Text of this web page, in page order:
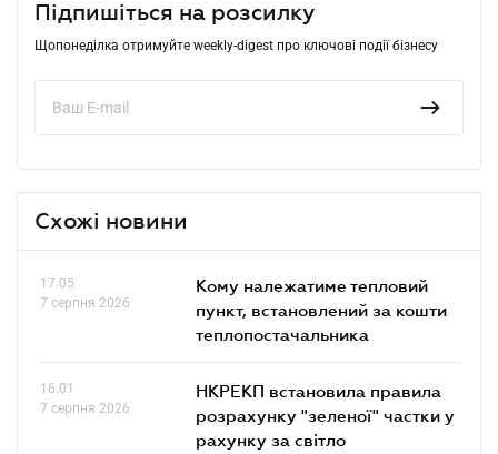
Підпишіться на розсилку
Щопонеділка отримуйте weekly-digest про ключові події бізнесу
Схожі новини
17.05
7 серпня 2026
Кому належатиме тепловий
пункт, встановлений за кошти
теплопостачальника
16.01
7 серпня 2026
НКРЕКП встановила правила
розрахунку "зеленої" частки у
рахунку за світло